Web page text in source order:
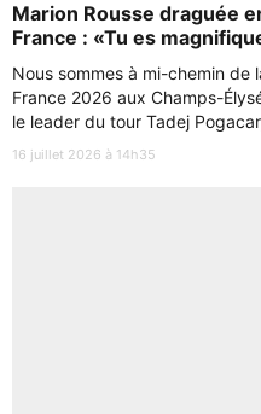
Marion Rousse draguée
France : «Tu es
Nous sommes à mi-chemin de
France 2026 aux Champs-
le leader du tour Tadej
16 juillet 2026 à 14h35